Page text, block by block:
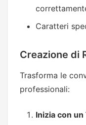
Caratteri
Creazione di
Trasforma le
professionali:
Inizia con